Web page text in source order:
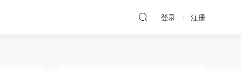
登录 注册